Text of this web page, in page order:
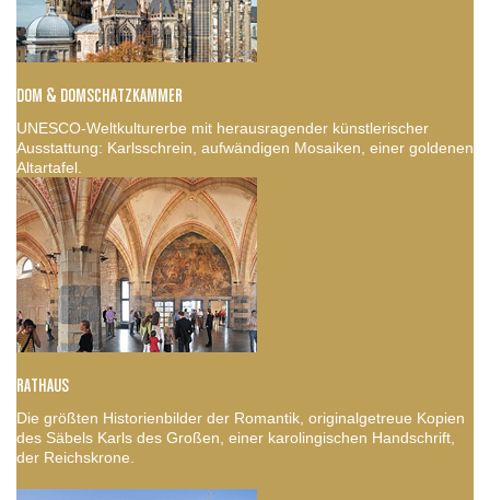
DOM & DOMSCHATZKAMMER
UNESCO-Weltkulturerbe mit herausragender künstlerischer
Ausstattung: Karlsschrein, aufwändigen Mosaiken, einer goldenen
Altartafel.
RATHAUS
Die größten Historienbilder der Romantik, originalgetreue Kopien
des Säbels Karls des Großen, einer karolingischen Handschrift,
der Reichskrone.